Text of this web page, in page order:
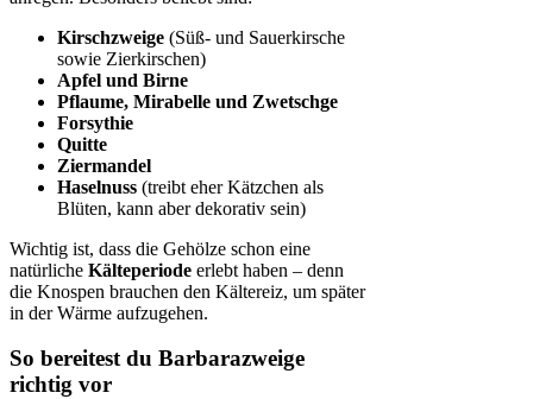
Kirschzweige (Süß- und Sauerkirsche
sowie Zierkirschen)
Apfel und Birne
Pflaume, Mirabelle und Zwetschge
Forsythie
Quitte
Ziermandel
Haselnuss (treibt eher Kätzchen als
Blüten, kann aber dekorativ sein)
Wichtig ist, dass die Gehölze schon eine
natürliche Kälteperiode erlebt haben – denn
die Knospen brauchen den Kältereiz, um später
in der Wärme aufzugehen.
So bereitest du Barbarazweige
richtig vor